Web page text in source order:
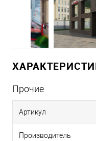
Прочие
Артикул
Производитель